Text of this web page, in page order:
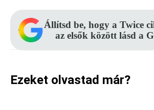
Állítsd be, hogy a Twice
az elsők között lásd a
Ezeket olvastad már?